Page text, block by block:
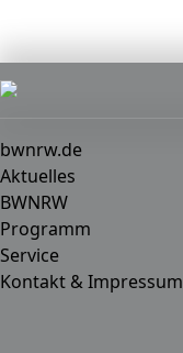
bwnrw.de
Aktuelles
BWNRW
Programm
Service
Kontakt & Impressum